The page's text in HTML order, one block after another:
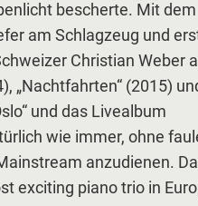
bescherte. Mit dem
am Schlagzeug und
Christian Weber
„Nachtfahrten“ (2015)
und das Livealbum
wie immer, ohne
anzudienen.
exciting piano trio in